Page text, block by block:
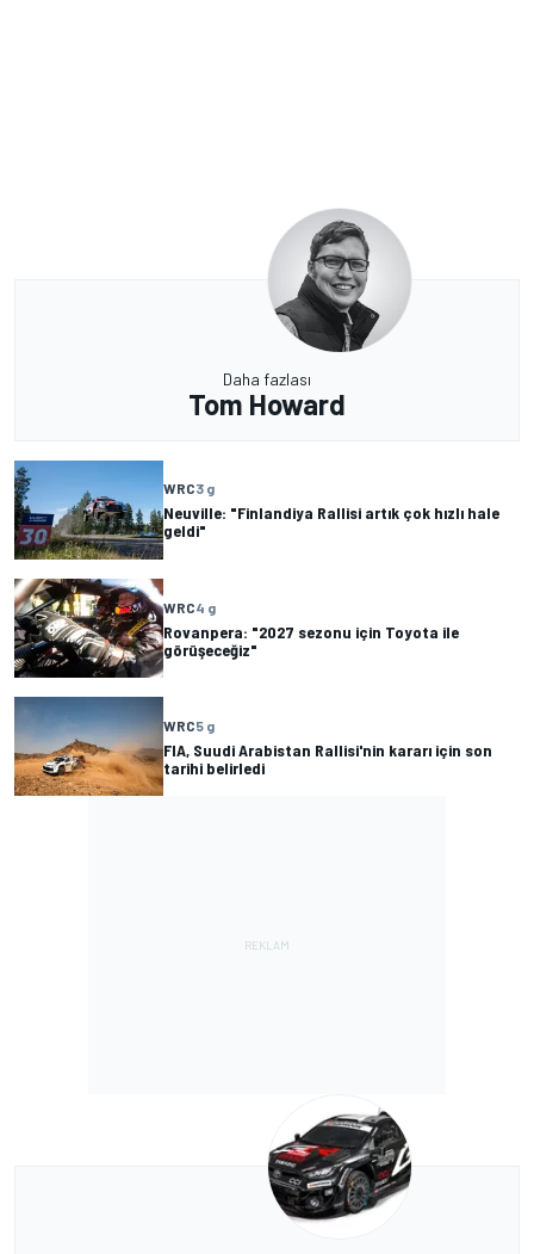
Daha fazlası
Tom Howard
WRC3 g
Neuville: "Finlandiya Rallisi artık çok hızlı hale
geldi"
WRC4 g
Rovanpera: "2027 sezonu için Toyota ile
görüşeceğiz"
WRC5 g
FIA, Suudi Arabistan Rallisi'nin kararı için son
tarihi belirledi